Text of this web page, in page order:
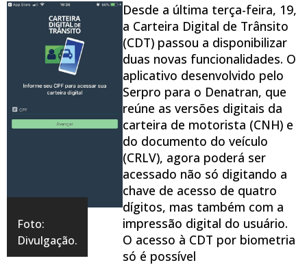
Foto:
Divulgação.
Desde a última terça-feira, 19,
a Carteira Digital de Trânsito
(CDT) passou a disponibilizar
duas novas funcionalidades. O
aplicativo desenvolvido pelo
Serpro para o Denatran, que
reúne as versões digitais da
carteira de motorista (CNH) e
do documento do veículo
(CRLV), agora poderá ser
acessado não só digitando a
chave de acesso de quatro
dígitos, mas também com a
impressão digital do usuário.
O acesso à CDT por biometria
só é possível